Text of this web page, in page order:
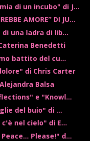
di un incubo" di J...
AMORE” DI JU...
una ladra di lib...
Benedetti
battito del cu...
di Chris Carter
Balsa
e "Knowl...
del buio" di ...
nel cielo" di E...
Peace… Please!" d...